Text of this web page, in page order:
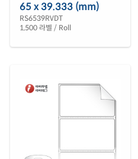
65 x 39.333 (mm)
RS6539RVDT
1,500 라벨 / Roll